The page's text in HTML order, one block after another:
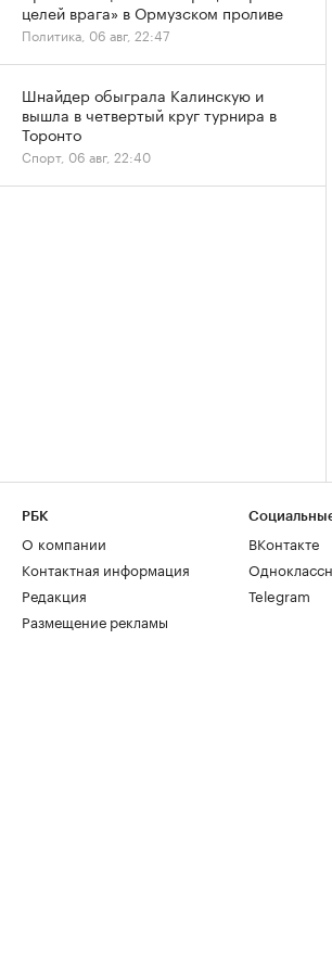
целей врага» в Ормузском проливе
Политика, 06 авг, 22:47
Шнайдер обыграла Калинскую и
вышла в четвертый круг турнира в
Торонто
Спорт, 06 авг, 22:40
РБК
О компании
Контактная информация
Редакция
Размещение рекламы
ВКонтакте
Telegram